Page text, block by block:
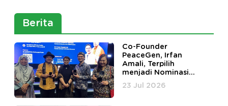
Berita
Co-Founder
PeaceGen, Irfan
Amali, Terpilih
menjadi Nominasi
Harmony in Diversity
Awards
23 Jul 2026